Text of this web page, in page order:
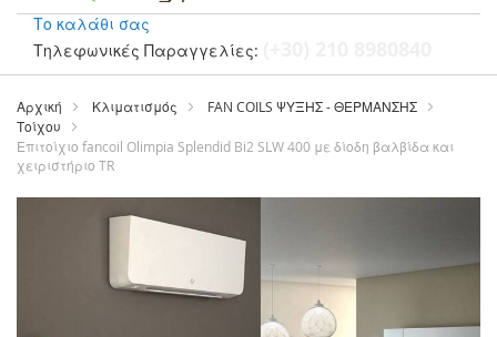
Το καλάθι σας
Τηλεφωνικές Παραγγελίες:
Μετάβαση
περιεχόμενο
Αρχική Κλιματισμός
FAN COILS ΨΥΞΗΣ - ΘΕΡΜΑΝΣΗΣ
Τοίχου
Επιτοίχιο fancoil Olimpia Splendid Bi2 SLW 400 με δίοδη βαλβίδα και
χειριστήριο TR